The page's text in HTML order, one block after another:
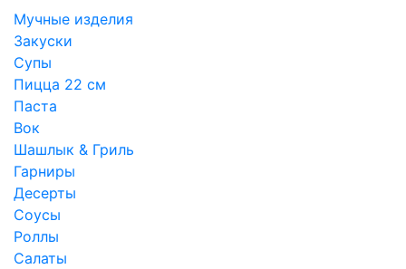
Мучные изделия
Закуски
Супы
Пицца 22 см
Паста
Вок
Шашлык & Гриль
Гарниры
Десерты
Соусы
Роллы
Салаты